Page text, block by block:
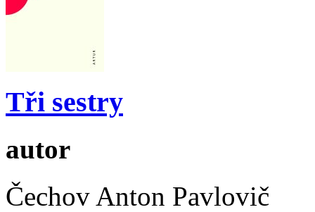
Tři sestry
autor
Čechov Anton Pavlovič